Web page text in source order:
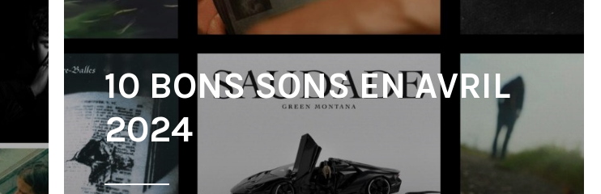
10 BONS SONS EN AVRIL
2024